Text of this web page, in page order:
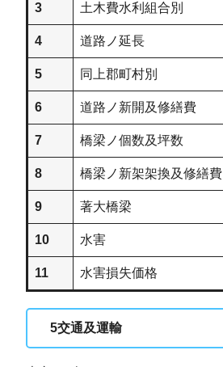
3 土木費水利組合別
4 道路ノ延長
5 同上郡町村別
6 道路ノ新開及修繕費
7 橋梁ノ個数及坪数
8 橋梁ノ新架架換及修繕費
9 著大橋梁
10 水害
11 水害損失価格
5交通及運輸